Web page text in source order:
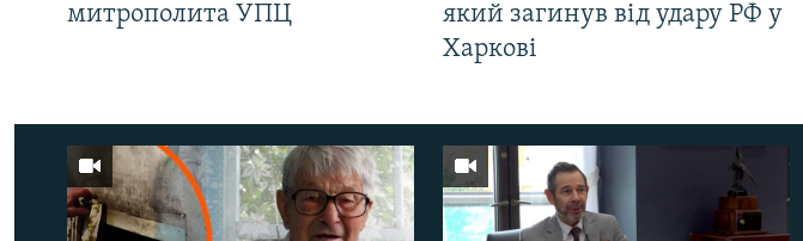
митрополита УПЦ
який загинув від удару РФ у
Харкові